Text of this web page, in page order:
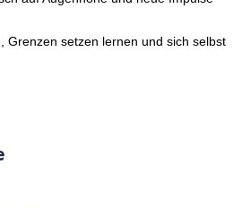
Grenzen setzen lernen und sich selbst